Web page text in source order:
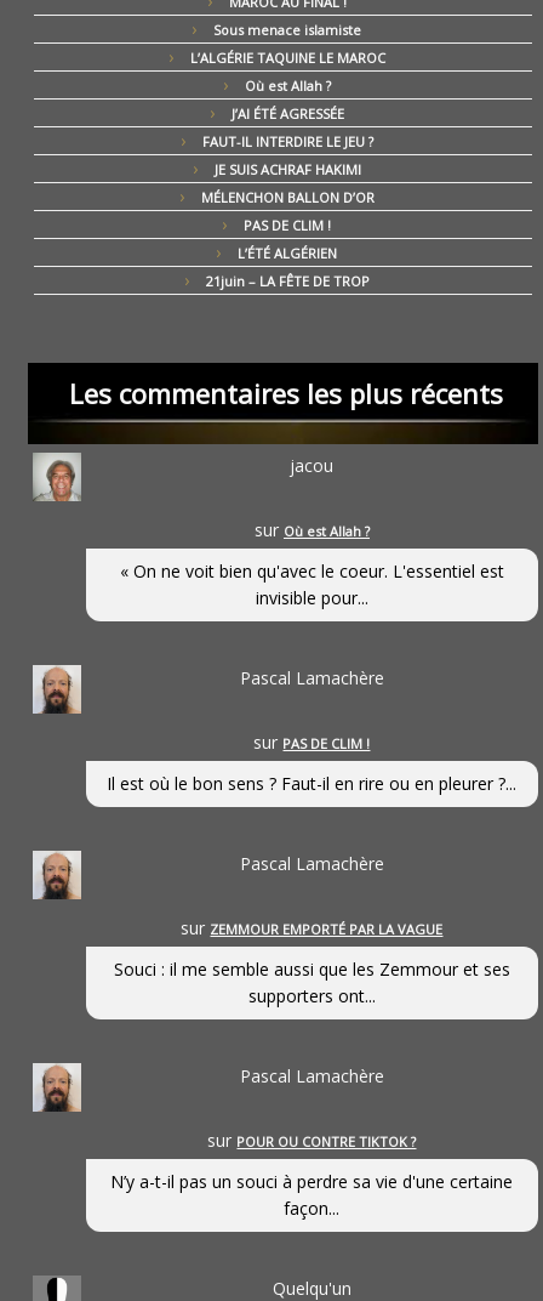
Sous menace islamiste
L’ALGÉRIE TAQUINE LE MAROC
Où est Allah ?
J’AI ÉTÉ AGRESSÉE
FAUT-IL INTERDIRE LE JEU ?
JE SUIS ACHRAF HAKIMI
MÉLENCHON BALLON D’OR
PAS DE CLIM !
L’ÉTÉ ALGÉRIEN
21juin – LA FÊTE DE TROP
Les commentaires les plus récents
jacou
sur Où est Allah ?
« On ne voit bien qu'avec le coeur. L'essentiel est
invisible pour...
Pascal Lamachère
sur PAS DE CLIM !
Il est où le bon sens ? Faut-il en rire ou en pleurer ?...
Pascal Lamachère
sur ZEMMOUR EMPORTÉ PAR LA VAGUE
Souci : il me semble aussi que les Zemmour et ses
supporters ont...
Pascal Lamachère
sur POUR OU CONTRE TIKTOK ?
N’y a-t-il pas un souci à perdre sa vie d'une certaine
façon...
Quelqu'un